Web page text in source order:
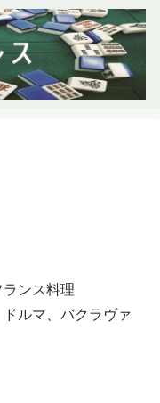
ンス料理
ルマ、バクラヴァ